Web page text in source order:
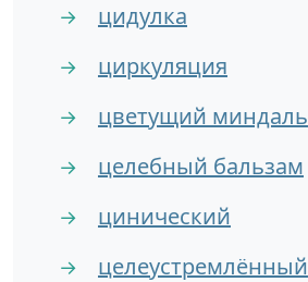
→ цидулка
→ циркуляция
→ цветущий миндаль
→ целебный бальзам
→ цинический
→ целеустремлённый